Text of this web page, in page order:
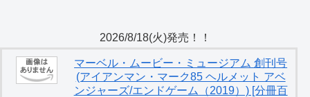
2026/8/18(火)発売！！
マーベル・ムービー・ミュージアム 創刊号
(アイアンマン・マーク85 ヘルメット アベ
ンジャーズ/エンドゲーム（2019）) [分冊百